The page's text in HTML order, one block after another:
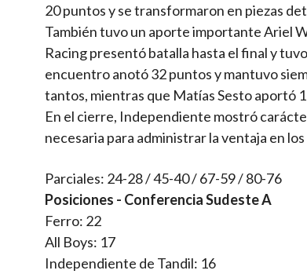
20 puntos y se transformaron en piezas
También tuvo un aporte importante Ariel
Racing presentó batalla hasta el final y
encuentro anotó 32 puntos y mantuvo
tantos, mientras que Matías Sesto aportó
En el cierre, Independiente mostró
necesaria para administrar la ventaja en
Parciales: 24-28 / 45-40 / 67-59 / 80-76
Posiciones - Conferencia Sudeste A
Ferro: 22
All Boys: 17
Independiente de Tandil: 16